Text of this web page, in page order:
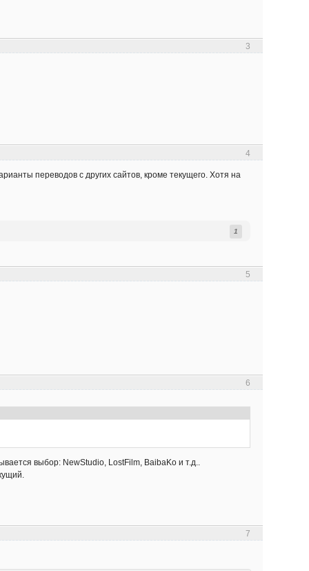
3
4
переводов с других сайтов, кроме текущего. Хотя на
1
5
6
выбор: NewStudio, LostFilm, BaibaKo и т.д..
7